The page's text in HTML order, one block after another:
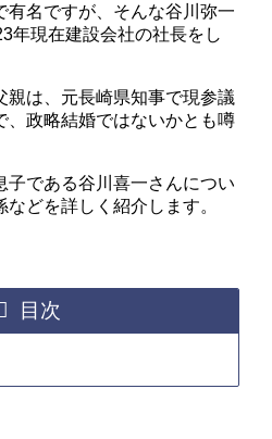
有名ですが、そんな谷川弥一
年現在建設会社の社長をし
親は、元長崎県知事で現参議
、政略結婚ではないかとも噂
子である谷川喜一さんについ
どを詳しく紹介します。
目次